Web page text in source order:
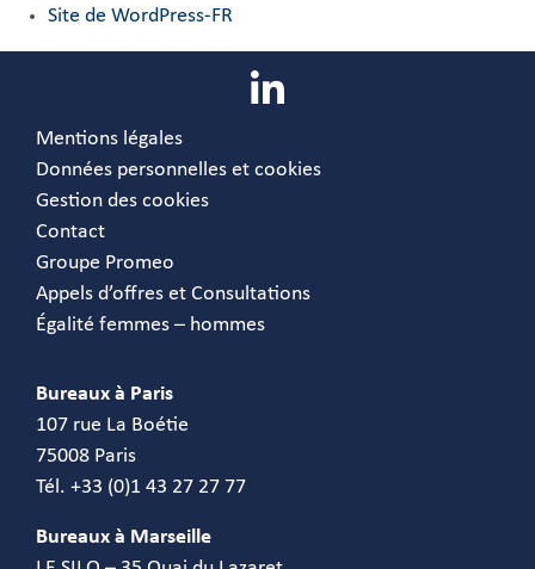
Site de WordPress-FR
Mentions légales
Données personnelles et cookies
Gestion des cookies
Contact
Groupe Promeo
Appels d’offres et Consultations
Égalité femmes – hommes
Bureaux à Paris
107 rue La Boétie
75008 Paris
Tél. +33 (0)1 43 27 27 77
Bureaux à Marseille